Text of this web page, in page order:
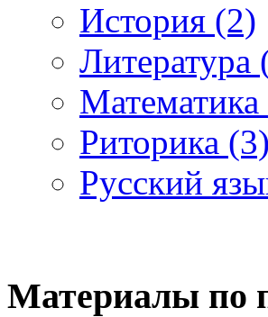
История (2)
Литература
Риторика (3)
Русский
Материалы по